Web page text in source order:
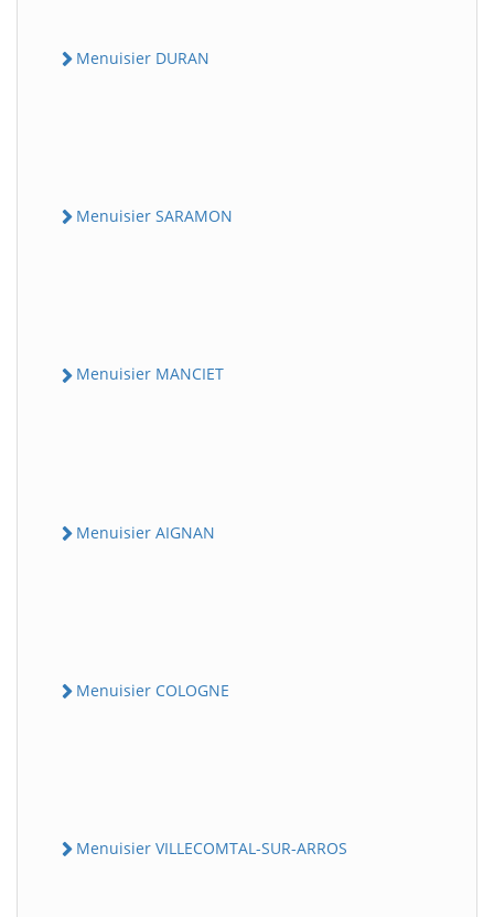
Menuisier DURAN
Menuisier SARAMON
Menuisier MANCIET
Menuisier AIGNAN
Menuisier COLOGNE
Menuisier VILLECOMTAL-SUR-ARROS